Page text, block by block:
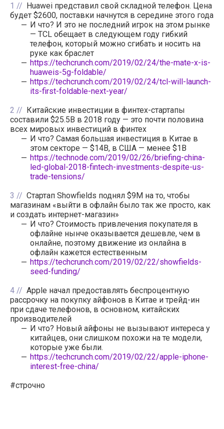
1
Huawei представил свой складной телефон. Цена
будет $2600, поставки начнутся в середине этого года
И что? И это не последний игрок на этом рынке
— TCL обещает в следующем году гибкий
телефон, который можно сгибать и носить на
руке как браслет
https://techcrunch.com/2019/02/24/the-mate-x-is-
huaweis-5g-foldable/
https://techcrunch.com/2019/02/24/tcl-will-launch-
its-first-foldable-next-year/
2
Китайские инвестиции в финтех-стартапы
составили $25.5B в 2018 году — это почти половина
всех мировых инвестиций в финтех
И что? Самая большая инвестиция в Китае в
этом секторе — $14B, в США — менее $1B
https://technode.com/2019/02/26/briefing-china-
led-global-2018-fintech-investments-despite-us-
trade-tensions/
3
Стартап Showfields поднял $9M на то, чтобы
магазинам «выйти в офлайн было так же просто, как
и создать интернет-магазин»
И что? Стоимость привлечения покупателя в
офлайне нынче оказывается дешевле, чем в
онлайне, поэтому движение из онлайна в
офлайн кажется естественным
https://techcrunch.com/2019/02/22/showfields-
seed-funding/
4
Apple начал предоставлять беспроцентную
рассрочку на покупку айфонов в Китае и трейд-ин
при сдаче телефонов, в основном, китайских
производителей
И что? Новый айфоны не вызывают интереса у
китайцев, они слишком похожи на те модели,
которые уже были.
https://techcrunch.com/2019/02/22/apple-iphone-
interest-free-china/
#строчно